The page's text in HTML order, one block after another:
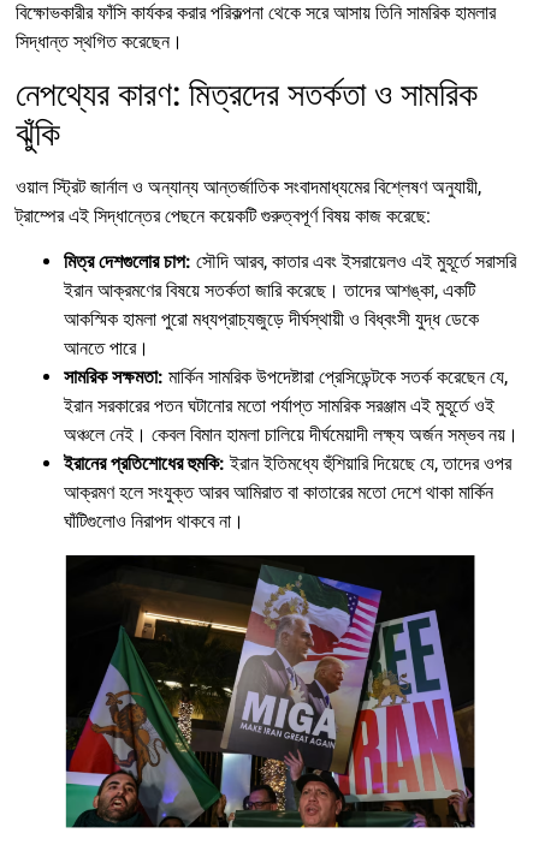
বিক্ষোভকারীর ফাঁসি কার্যকর করার পরিকল্পনা থেকে সরে আসায় তিনি সামরিক হামলার
সিদ্ধান্ত স্থগিত করেছেন।
নেপথ্যের কারণ: মিত্রদের সতর্কতা ও সামরিক
ঝুঁকি
ওয়াল স্ট্রিট জার্নাল ও অন্যান্য আন্তর্জাতিক সংবাদমাধ্যমের বিশ্লেষণ অনুযায়ী,
ট্রাম্পের এই সিদ্ধান্তের পেছনে কয়েকটি গুরুত্বপূর্ণ বিষয় কাজ করেছে:
মিত্র দেশগুলোর চাপ: সৌদি আরব, কাতার এবং ইসরায়েলও এই মুহূর্তে সরাসরি
ইরান আক্রমণের বিষয়ে সতর্কতা জারি করেছে। তাদের আশঙ্কা, একটি
আকস্মিক হামলা পুরো মধ্যপ্রাচ্যজুড়ে দীর্ঘস্থায়ী ও বিধ্বংসী যুদ্ধ ডেকে
আনতে পারে।
সামরিক সক্ষমতা: মার্কিন সামরিক উপদেষ্টারা প্রেসিডেন্টকে সতর্ক করেছেন যে,
ইরান সরকারের পতন ঘটানোর মতো পর্যাপ্ত সামরিক সরঞ্জাম এই মুহূর্তে ওই
অঞ্চলে নেই। কেবল বিমান হামলা চালিয়ে দীর্ঘমেয়াদী লক্ষ্য অর্জন সম্ভব নয়।
ইরানের প্রতিশোধের হুমকি: ইরান ইতিমধ্যে হুঁশিয়ারি দিয়েছে যে, তাদের ওপর
আক্রমণ হলে সংযুক্ত আরব আমিরাত বা কাতারের মতো দেশে থাকা মার্কিন
ঘাঁটিগুলোও নিরাপদ থাকবে না।